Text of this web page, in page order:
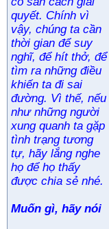
quyết. Chính vì
vậy, chúng ta cần
thời gian để suy
nghĩ, để hít thở, để
tìm ra những điều
khiến ta đi sai
đường. Vì thế, nếu
như những người
xung quanh ta gặp
tình trạng tương
tự, hãy lắng nghe
họ để họ thấy
được chia sẻ nhé.
Muốn gì, hãy nói